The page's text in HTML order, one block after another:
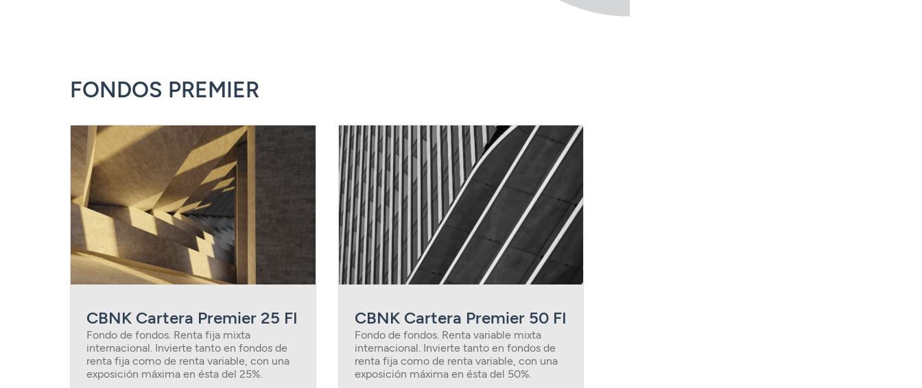
FONDOS PREMIER
CBNK Cartera Premier 25 FI
Fondo de fondos. Renta fija mixta
internacional. Invierte tanto en fondos de
renta fija como de renta variable, con una
exposición máxima en ésta del 25%.
CBNK Cartera Premier 50 FI
Fondo de fondos. Renta variable mixta
internacional. Invierte tanto en fondos de
renta fija como de renta variable, con una
exposición máxima en ésta del 50%.